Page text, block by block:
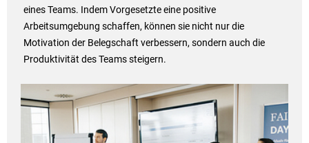
eines Teams. Indem Vorgesetzte eine positive
Arbeitsumgebung schaffen, können sie nicht nur die
Motivation der Belegschaft verbessern, sondern auch die
Produktivität des Teams steigern.